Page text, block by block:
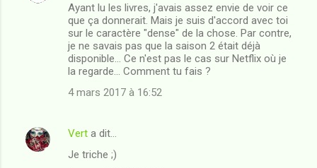
Ayant lu les livres, j'avais assez envie de voir ce
que ça donnerait. Mais je suis d'accord avec toi
sur le caractère "dense" de la chose. Par contre,
je ne savais pas que la saison 2 était déjà
disponible... Ce n'est pas le cas sur Netflix où je
la regarde... Comment tu fais ?
4 mars 2017 à 16:52
Vert a dit…
Je triche ;)